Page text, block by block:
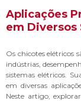
Aplicações
em Diversos
Os chicotes elétricos
indústrias,
sistemas elétricos.
em diversas
Neste artigo,